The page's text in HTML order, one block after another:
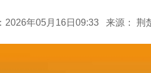
2026年05月16日09:33 来源： 荆